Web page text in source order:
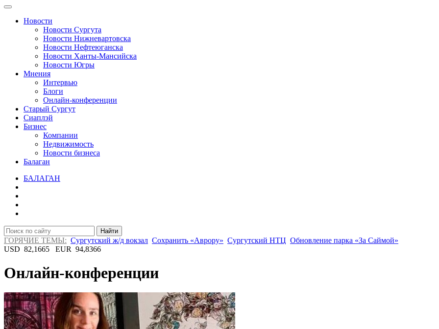
Новости
Новости Сургута
Новости Нижневартовска
Новости Нефтеюганска
Новости Ханты-Мансийска
Новости Югры
Мнения
Интервью
Блоги
Онлайн-конференции
Старый Сургут
Сиаплэй
Бизнес
Компании
Недвижимость
Новости бизнеса
Балаган
БАЛАГАН
Найти
ГОРЯЧИЕ ТЕМЫ: Сургутский ж/д вокзал Сохранить «Аврору» Сургутский НТЦ Обновление парка «За Саймой»
USD 82,1665 EUR 94,8366
Онлайн-конференции